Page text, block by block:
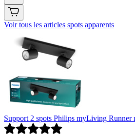
Voir tous les articles spots apparents
Support 2 spots Philips myLiving